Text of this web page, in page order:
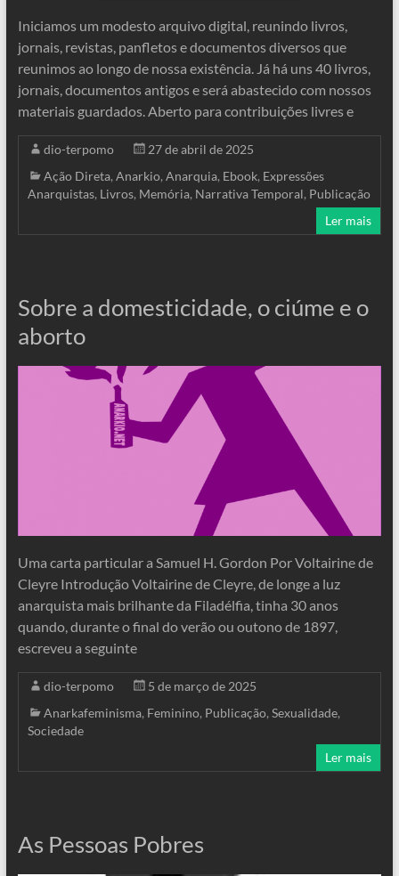
Iniciamos um modesto arquivo digital, reunindo livros,
jornais, revistas, panfletos e documentos diversos que
reunimos ao longo de nossa existência. Já há uns 40 livros,
jornais, documentos antigos e será abastecido com nossos
materiais guardados. Aberto para contribuições livres e
dio-terpomo
27 de abril de 2025
Ação Direta, Anarkio, Anarquia, Ebook, Expressões
Anarquistas, Livros, Memória, Narrativa Temporal, Publicação
Ler mais
Sobre a domesticidade, o ciúme e o
aborto
Uma carta particular a Samuel H. Gordon Por Voltairine de
Cleyre Introdução Voltairine de Cleyre, de longe a luz
anarquista mais brilhante da Filadélfia, tinha 30 anos
quando, durante o final do verão ou outono de 1897,
escreveu a seguinte
dio-terpomo
5 de março de 2025
Anarkafeminisma, Feminino, Publicação, Sexualidade,
Sociedade
Ler mais
As Pessoas Pobres